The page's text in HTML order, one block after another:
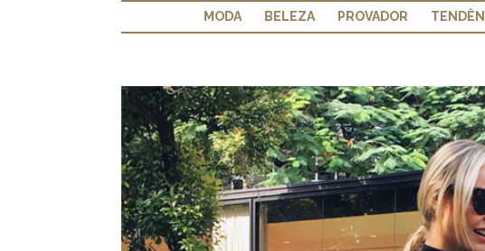
MODA BELEZA PROVADOR